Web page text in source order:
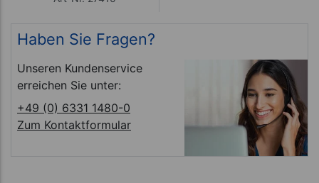
Haben Sie Fragen?
Unseren Kundenservice
erreichen Sie unter:
+49 (0) 6331 1480-0
Zum Kontaktformular